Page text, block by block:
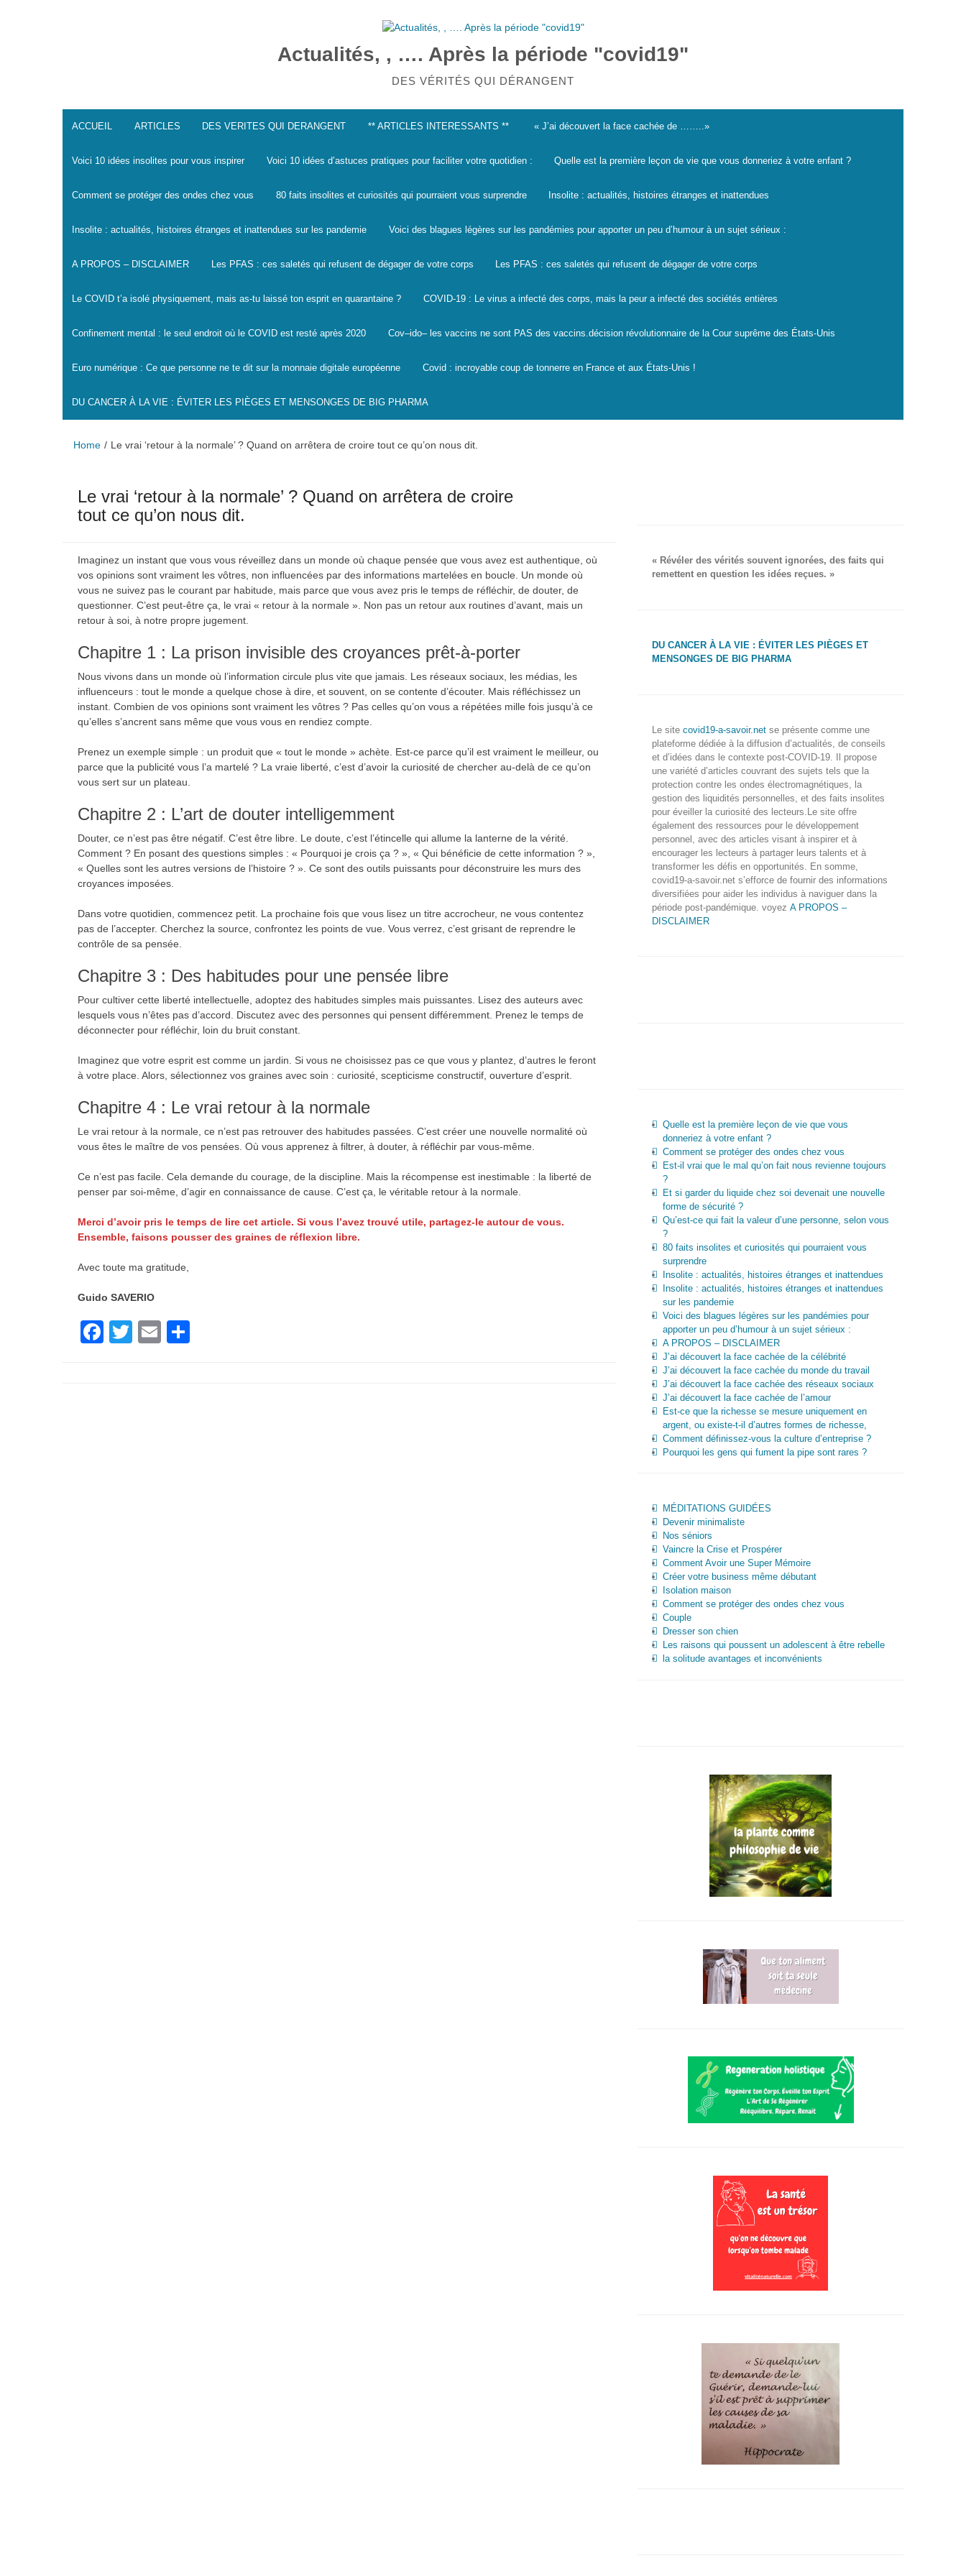
Actualités, , …. Après la période "covid19"
DES VÉRITÉS QUI DÉRANGENT
ACCUEIL ARTICLES DES VERITES QUI DERANGENT ** ARTICLES INTERESSANTS ** « J’ai découvert la face cachée de ……..»
Voici 10 idées insolites pour vous inspirer Voici 10 idées d’astuces pratiques pour faciliter votre quotidien : Quelle est la première leçon de vie que vous donneriez à votre enfant ?
Comment se protéger des ondes chez vous 80 faits insolites et curiosités qui pourraient vous surprendre Insolite : actualités, histoires étranges et inattendues
Insolite : actualités, histoires étranges et inattendues sur les pandemie Voici des blagues légères sur les pandémies pour apporter un peu d’humour à un sujet sérieux :
A PROPOS – DISCLAIMER Les PFAS : ces saletés qui refusent de dégager de votre corps Les PFAS : ces saletés qui refusent de dégager de votre corps
Le COVID t’a isolé physiquement, mais as-tu laissé ton esprit en quarantaine ? COVID-19 : Le virus a infecté des corps, mais la peur a infecté des sociétés entières
Confinement mental : le seul endroit où le COVID est resté après 2020 Cov–ido– les vaccins ne sont PAS des vaccins.décision révolutionnaire de la Cour suprême des États-Unis
Euro numérique : Ce que personne ne te dit sur la monnaie digitale européenne Covid : incroyable coup de tonnerre en France et aux États-Unis !
DU CANCER À LA VIE : ÉVITER LES PIÈGES ET MENSONGES DE BIG PHARMA
Home Le vrai ‘retour à la normale’ ? Quand on arrêtera de croire tout ce qu’on nous dit.
Le vrai ‘retour à la normale’ ? Quand on arrêtera de croire
tout ce qu’on nous dit.
Imaginez un instant que vous vous réveillez dans un monde où chaque pensée que vous avez est authentique, où
vos opinions sont vraiment les vôtres, non influencées par des informations martelées en boucle. Un monde où
vous ne suivez pas le courant par habitude, mais parce que vous avez pris le temps de réfléchir, de douter, de
questionner. C’est peut-être ça, le vrai « retour à la normale ». Non pas un retour aux routines d’avant, mais un
retour à soi, à notre propre jugement.
Chapitre 1 : La prison invisible des croyances prêt-à-porter
Nous vivons dans un monde où l’information circule plus vite que jamais. Les réseaux sociaux, les médias, les
influenceurs : tout le monde a quelque chose à dire, et souvent, on se contente d’écouter. Mais réfléchissez un
instant. Combien de vos opinions sont vraiment les vôtres ? Pas celles qu’on vous a répétées mille fois jusqu’à ce
qu’elles s’ancrent sans même que vous vous en rendiez compte.
Prenez un exemple simple : un produit que « tout le monde » achète. Est-ce parce qu’il est vraiment le meilleur, ou
parce que la publicité vous l’a martelé ? La vraie liberté, c’est d’avoir la curiosité de chercher au-delà de ce qu’on
vous sert sur un plateau.
Chapitre 2 : L’art de douter intelligemment
Douter, ce n’est pas être négatif. C’est être libre. Le doute, c’est l’étincelle qui allume la lanterne de la vérité.
Comment ? En posant des questions simples : « Pourquoi je crois ça ? », « Qui bénéficie de cette information ? »,
« Quelles sont les autres versions de l’histoire ? ». Ce sont des outils puissants pour déconstruire les murs des
croyances imposées.
Dans votre quotidien, commencez petit. La prochaine fois que vous lisez un titre accrocheur, ne vous contentez
pas de l’accepter. Cherchez la source, confrontez les points de vue. Vous verrez, c’est grisant de reprendre le
contrôle de sa pensée.
Chapitre 3 : Des habitudes pour une pensée libre
Pour cultiver cette liberté intellectuelle, adoptez des habitudes simples mais puissantes. Lisez des auteurs avec
lesquels vous n’êtes pas d’accord. Discutez avec des personnes qui pensent différemment. Prenez le temps de
déconnecter pour réfléchir, loin du bruit constant.
Imaginez que votre esprit est comme un jardin. Si vous ne choisissez pas ce que vous y plantez, d’autres le feront
à votre place. Alors, sélectionnez vos graines avec soin : curiosité, scepticisme constructif, ouverture d’esprit.
Chapitre 4 : Le vrai retour à la normale
Le vrai retour à la normale, ce n’est pas retrouver des habitudes passées. C’est créer une nouvelle normalité où
vous êtes le maître de vos pensées. Où vous apprenez à filtrer, à douter, à réfléchir par vous-même.
Ce n’est pas facile. Cela demande du courage, de la discipline. Mais la récompense est inestimable : la liberté de
penser par soi-même, d’agir en connaissance de cause. C’est ça, le véritable retour à la normale.
Merci d’avoir pris le temps de lire cet article. Si vous l’avez trouvé utile, partagez-le autour de vous.
Ensemble, faisons pousser des graines de réflexion libre.
Avec toute ma gratitude,
Guido SAVERIO
Facebook
TwitterEmail
« Révéler des vérités souvent ignorées, des faits qui
remettent en question les idées reçues. »
DU CANCER À LA VIE : ÉVITER LES PIÈGES ET
MENSONGES DE BIG PHARMA
Le site covid19-a-savoir.netse présente comme une
plateforme dédiée à la diffusion d’actualités, de conseils
et d’idées dans le contexte post-COVID-19. Il propose
une variété d’articles couvrant des sujets tels que la
protection contre les ondes électromagnétiques, la
gestion des liquidités personnelles, et des faits insolites
pour éveiller la curiosité des lecteurs.Le site offre
également des ressources pour le développement
personnel, avec des articles visant à inspirer et à
encourager les lecteurs à partager leurs talents et à
transformer les défis en opportunités. En somme,
covid19-a-savoir.net s’efforce de fournir des informations
diversifiées pour aider les individus à naviguer dans la
période post-pandémique. voyez A PROPOS –
DISCLAIMER
Quelle est la première leçon de vie que vous
donneriez à votre enfant ?
Comment se protéger des ondes chez vous
Est-il vrai que le mal qu’on fait nous revienne toujours
?
Et si garder du liquide chez soi devenait une nouvelle
forme de sécurité ?
Qu’est-ce qui fait la valeur d’une personne, selon vous
?
80 faits insolites et curiosités qui pourraient vous
surprendre
Insolite : actualités, histoires étranges et inattendues
Insolite : actualités, histoires étranges et inattendues
sur les pandemie
Voici des blagues légères sur les pandémies pour
apporter un peu d’humour à un sujet sérieux :
A PROPOS – DISCLAIMER
J’ai découvert la face cachée de la célébrité
J’ai découvert la face cachée du monde du travail
J’ai découvert la face cachée des réseaux sociaux
J’ai découvert la face cachée de l’amour
Est-ce que la richesse se mesure uniquement en
argent, ou existe-t-il d’autres formes de richesse,
Comment définissez-vous la culture d’entreprise ?
Pourquoi les gens qui fument la pipe sont rares ?
MÉDITATIONS GUIDÉES
Devenir minimaliste
Nos séniors
Vaincre la Crise et Prospérer
Comment Avoir une Super Mémoire
Créer votre business même débutant
Isolation maison
Comment se protéger des ondes chez vous
Couple
Dresser son chien
Les raisons qui poussent un adolescent à être rebelle
la solitude avantages et inconvénients